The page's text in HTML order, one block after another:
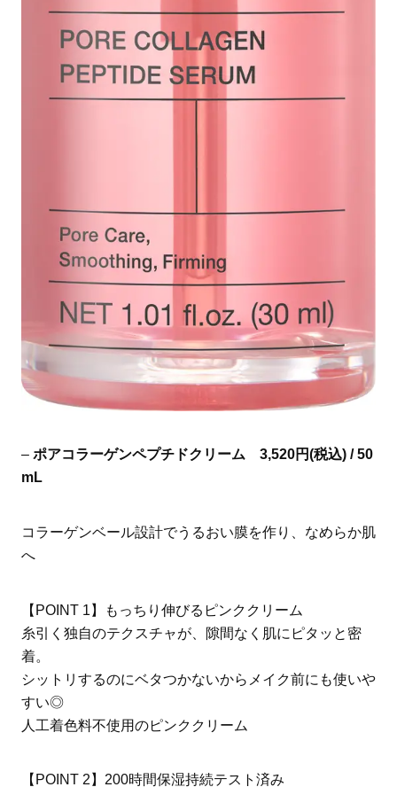
– ポアコラーゲンペプチドクリーム 3,520円(税込) / 50
mL
コラーゲンベール設計でうるおい膜を作り、なめらか肌
へ
【POINT 1】もっちり伸びるピンククリーム
糸引く独自のテクスチャが、隙間なく肌にピタッと密
着。
シットリするのにベタつかないからメイク前にも使いや
すい◎
人工着色料不使用のピンククリーム
【POINT 2】200時間保湿持続テスト済み